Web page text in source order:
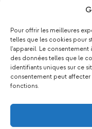
Pour offrir les meilleures
telles que les cookies pour
l'appareil. Le
des données telles que le
identifiants uniques sur ce
consentement peut
fonctions.
Publié le
Atelier
Lors de cet